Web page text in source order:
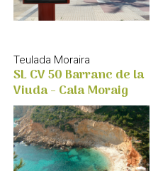
Teulada Moraira
SL CV 50 Barranc de la
Viuda - Cala Moraig